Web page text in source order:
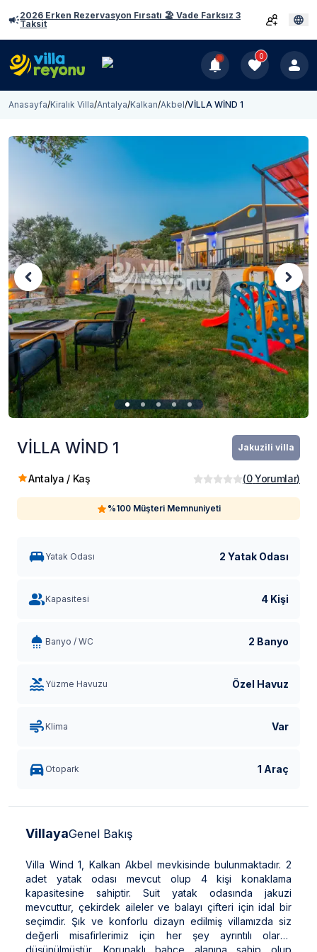
2026 Erken Rezervasyon Fırsatı 🏖️ Vade Farksız 3
Taksit
0
Anasayfa/Kiralık Villa/Antalya/Kalkan/Akbel/VİLLA WİND 1
VİLLA WİND 1 Jakuzili villa
Antalya / Kaş (0 Yorumlar)
%100 Müşteri Memnuniyeti
Yatak Odası 2 Yatak Odası
Kapasitesi 4 Kişi
Banyo / WC 2 Banyo
Yüzme Havuzu Özel Havuz
Klima Var
Otopark 1 Araç
VillayaGenel Bakış
Villa Wind 1, Kalkan Akbel mevkisinde bulunmaktadır. 2
adet yatak odası mevcut olup 4 kişi konaklama
kapasitesine sahiptir. Suit yatak odasında jakuzi
mevcuttur, çekirdek aileler ve balayı çifteri için idal bir
seçimdir. Şık ve konforlu dizayn edilmiş villamızda siz
değerli misafirlerimiz için her şey ayrıntılı olarak
düşünülmüştür. Korunaklı bahçe alanına sahip olup